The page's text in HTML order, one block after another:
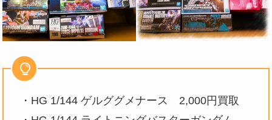
・HG 1/144 ゲルググメナース 2,000円買取